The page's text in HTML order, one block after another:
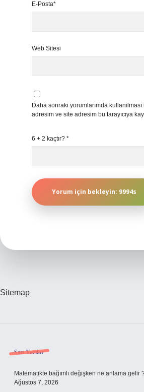
E-Posta*
Web Sitesi
Daha sonraki yorumlarımda
adresim ve site adresim bu tarayıcıya
6 + 2 kaçtır? *
Sitemap
Sidebar
Son Yazılar
Matematikte bağımlı değişken ne anlama gelir
Ağustos 7, 2026